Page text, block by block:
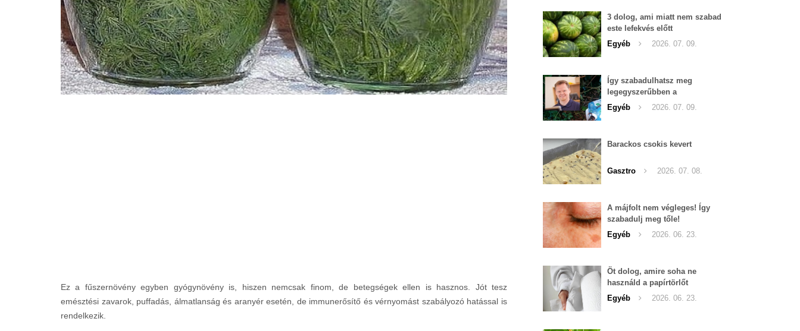
Ez a fűszernövény egyben gyógynövény is, hiszen nemcsak finom, de betegségek ellen is hasznos. Jót tesz
emésztési zavarok, puffadás, álmatlanság és aranyér esetén, de immunerősítő és vérnyomást szabályozó hatással is
rendelkezik.
3 dolog, ami miatt nem szabad
este lefekvés előtt
görögdinnyét enni
Egyéb 2026. 07. 09.
Így szabadulhatsz meg
legegyszerűbben a
pucércsigáktól
Egyéb 2026. 07. 09.
Barackos csokis kevert
Gasztro 2026. 07. 08.
A májfolt nem végleges! Így
szabadulj meg tőle!
Egyéb
2026. 06. 23.
Öt dolog, amire soha ne
használd a papírtörlőt
Egyéb
2026. 06. 23.